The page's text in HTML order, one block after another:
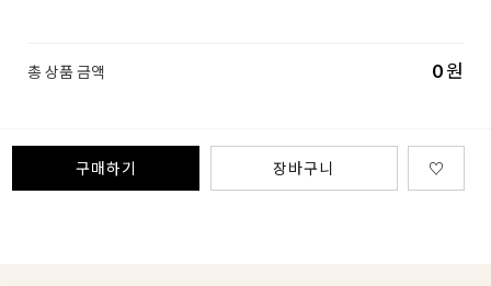
총 상품 금액 0원
구매하기 장바구니 ♡